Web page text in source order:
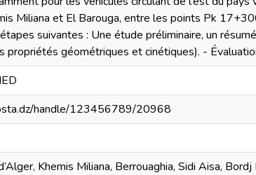
Miliana et El Barouga, entre les points Pk
suivantes : Une étude préliminaire, un
propriétés géométriques et cinétiques). -
handle/123456789/20968
Khemis Miliana, Berrouaghia, Sidi Aisa,